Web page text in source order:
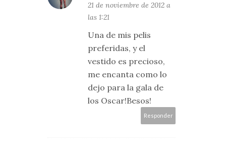
21 de noviembre de 2012 a
las 1:21
Una de mis pelis
preferidas, y el
vestido es precioso,
me encanta como lo
dejo para la gala de
los Oscar!Besos!
Responder